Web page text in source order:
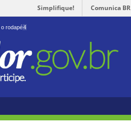
Simplifique! Comunica BR
o rodapé4